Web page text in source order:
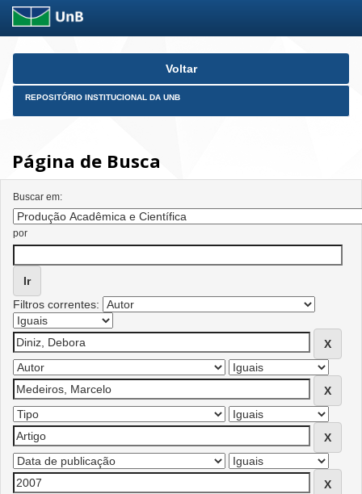
Skip
Voltar
REPOSITÓRIO INSTITUCIONAL DA UNB
Página de Busca
Buscar em:
por
Filtros correntes: